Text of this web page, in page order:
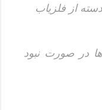
از فلزیاب
در صورت نبود